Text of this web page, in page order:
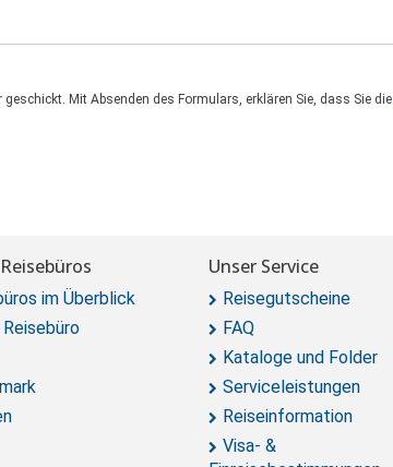
Mit Absenden des Formulars, erklären Sie, dass Sie die
im Überblick
Unser Service
Reisegutscheine
FAQ
Kataloge und Folder
Serviceleistungen
Reiseinformation
Visa- &